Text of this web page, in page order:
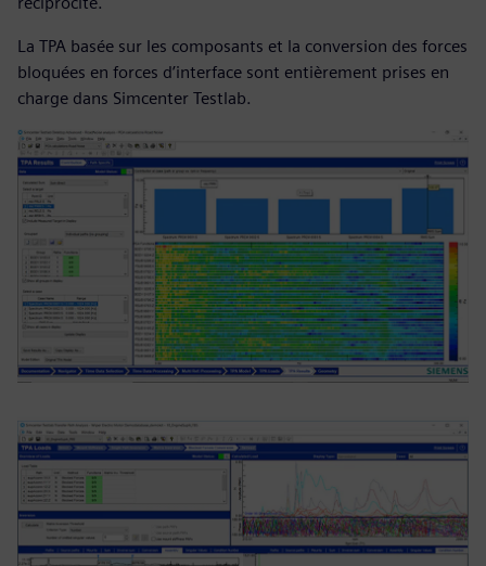
La TPA basée sur les composants et la conversion des forces
bloquées en forces d’interface sont entièrement prises en
charge dans Simcenter Testlab.